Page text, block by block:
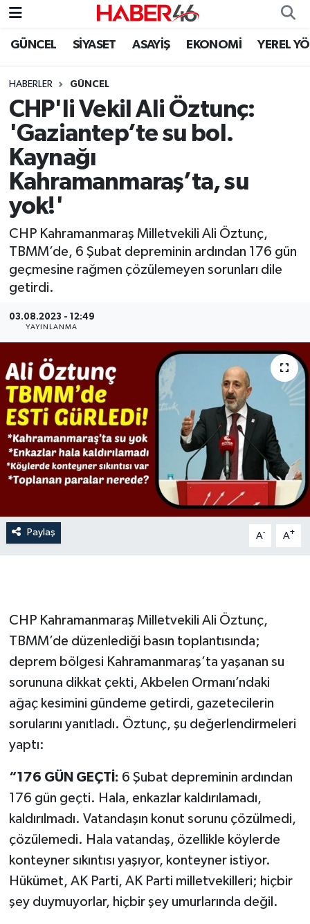
GÜNCEL SİYASET ASAYİŞ EKONOMİ YEREL
HABERLER GÜNCEL
CHP'li Vekil Ali Öztunç:
'Gaziantep’te su bol.
Kaynağı
Kahramanmaraş’ta, su
yok!'
CHP Kahramanmaraş Milletvekili Ali Öztunç,
TBMM’de, 6 Şubat depreminin ardından 176 gün
geçmesine rağmen çözülemeyen sorunları dile
getirdi.
03.08.2023 - 12:49
YAYINLANMA
Paylaş A- A+
CHP Kahramanmaraş Milletvekili Ali Öztunç,
TBMM’de düzenlediği basın toplantısında;
deprem bölgesi Kahramanmaraş’ta yaşanan su
sorununa dikkat çekti, Akbelen Ormanı’ndaki
ağaç kesimini gündeme getirdi, gazetecilerin
sorularını yanıtladı. Öztunç, şu değerlendirmeleri
yaptı:
“176 GÜN GEÇTİ: 6 Şubat depreminin ardından
176 gün geçti. Hala, enkazlar kaldırılamadı,
kaldırılmadı. Vatandaşın konut sorunu çözülmedi,
çözülemedi. Hala vatandaş, özellikle köylerde
konteyner sıkıntısı yaşıyor, konteyner istiyor.
Hükümet, AK Parti, AK Parti milletvekilleri; hiçbir
şey duymuyorlar, hiçbir şey umurlarında değil.
GÜNCEL
SİYASET
EKONOMİ
SPOR
YAŞAM
TEKNOLOJİ
SAĞLIK
KÜLTÜR-SANAT
KSÜ
DÜNYA
ROPORTAJ
KADIN-AİLE
MEDYA
ÜÇÜNCÜ SAYFA
BİLİMNET
SİVİL TOPLUM
KİM KİMDİR
ÇEK GÖNDER
Nöbetçi Eczaneler
Hava Durumu
Kahramanmaraş Namaz Vakitleri
Trafik Durumu
Süper Lig Puan Durumu ve Fikstür
Tüm Manşetler
Son Dakika Haberleri